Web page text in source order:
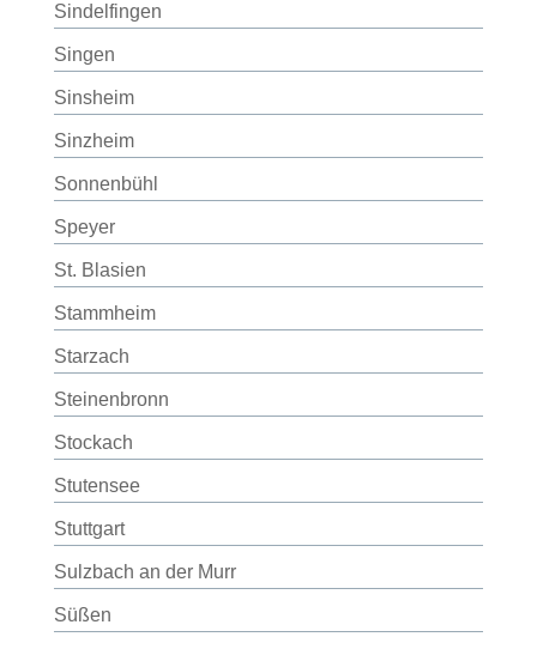
Sindelfingen
Singen
Sinsheim
Sinzheim
Sonnenbühl
Speyer
St. Blasien
Stammheim
Starzach
Steinenbronn
Stockach
Stutensee
Stuttgart
Sulzbach an der Murr
Süßen